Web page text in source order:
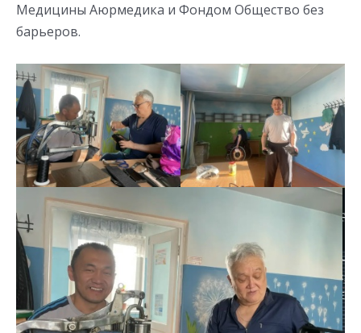
Медицины Аюрмедика и Фондом Общество без
барьеров.